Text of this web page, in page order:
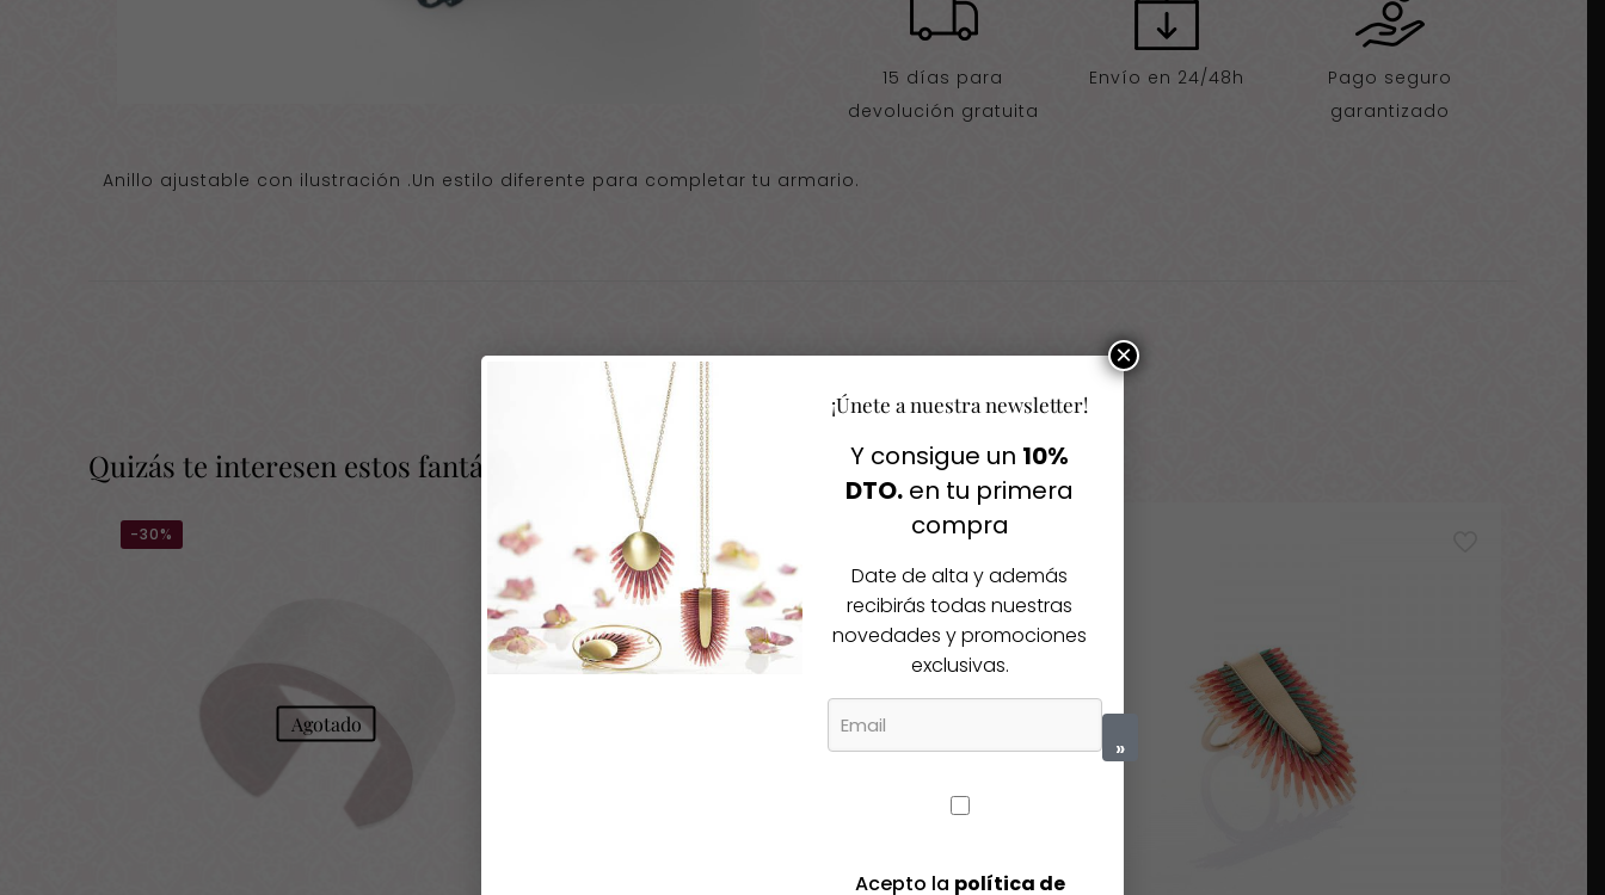
15 días para
devolución gratuita
Envío en 24/48h
Pago seguro
garantizado
Anillo ajustable con ilustración .Un estilo diferente para completar tu armario.
Igual te gusta
Quizás te interesen estos fantásticos productos
-30%
Agotado
-30%
¡Únete a nuestra newsletter!
Y consigue un 10%
DTO. en tu primera
compra
Date de alta y además
recibirás todas nuestras
novedades y promociones
exclusivas.
»
Acepto la política de
×